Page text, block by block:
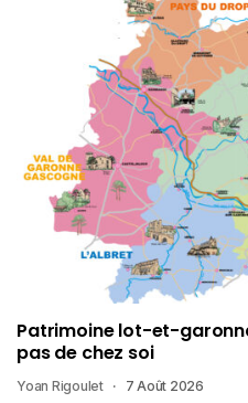
Patrimoine lot-et-
pas de chez soi
Yoan Rigoulet 7 Août 2026